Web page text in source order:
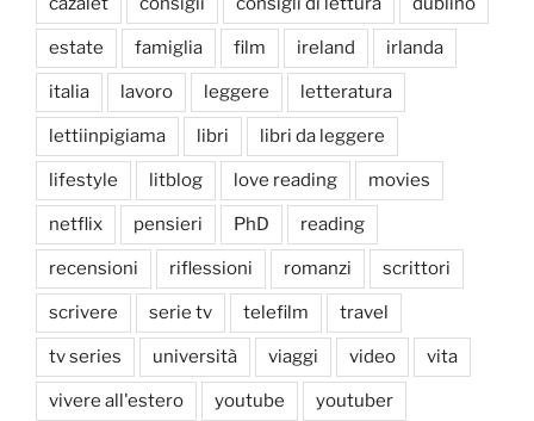
estate famiglia film ireland irlanda
italia lavoro leggere letteratura
lettiinpigiama libri libri da leggere
lifestyle litblog love reading movies
netflix pensieri PhD reading
recensioni riflessioni romanzi scrittori
scrivere serie tv telefilm travel
tv series università viaggi video vita
vivere all'estero youtube youtuber